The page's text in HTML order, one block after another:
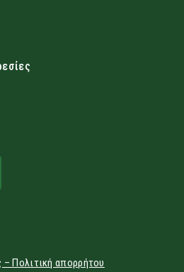
– Πολιτική απορρήτου